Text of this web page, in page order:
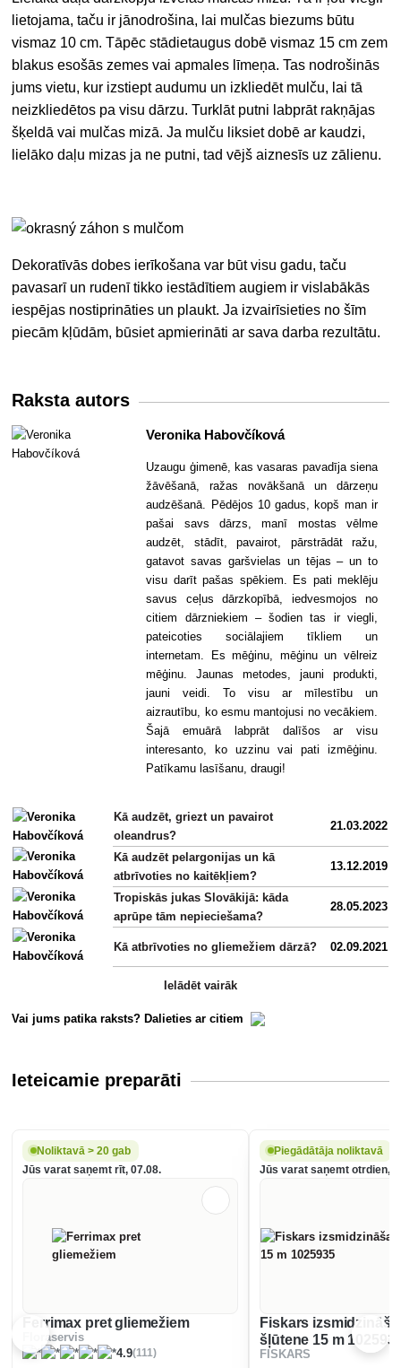
lietojama, taču ir jānodrošina, lai mulčas biezums būtu
vismaz 10 cm. Tāpēcstādietaugus dobēvismaz 15 cm zem
blakus esošās zemes vai apmales līmeņa. Tas nodrošinās
jums vietu, kur izstiept audumu un izkliedēt mulču, lai tā
neizkliedētos pa visu dārzu. Turklāt putni labprāt rakņājas
šķeldā vai mulčas mizā. Ja mulču liksiet dobē ar kaudzi,
lielāko daļu mizas ja ne putni, tad vējš aiznesīs uz zālienu.
Dekoratīvās dobes ierīkošana var būt visu gadu, taču
pavasarī un rudenī tikko iestādītiem augiem ir vislabākās
iespējas nostiprināties un plaukt. Ja izvairīsieties no šīm
piecām kļūdām, būsiet apmierināti ar sava darba rezultātu.
Raksta autors
Veronika Habovčíková
Uzaugu ģimenē, kas vasaras pavadīja siena
žāvēšanā, ražas novākšanā un dārzeņu
audzēšanā. Pēdējos 10 gadus, kopš man ir
pašai savs dārzs, manī mostas vēlme
audzēt, stādīt, pavairot, pārstrādāt ražu,
gatavot savas garšvielas un tējas – un to
visu darīt pašas spēkiem. Es pati meklēju
savus ceļus dārzkopībā, iedvesmojos no
citiem dārzniekiem – šodien tas ir viegli,
pateicoties sociālajiem tīkliem un
internetam. Es mēģinu, mēģinu un vēlreiz
mēģinu. Jaunas metodes, jauni produkti,
jauni veidi. To visu ar mīlestību un
aizrautību, ko esmu mantojusi no vecākiem.
Šajā emuārā labprāt dalīšos ar visu
interesanto, ko uzzinu vai pati izmēģinu.
Patīkamu lasīšanu, draugi!
Kā audzēt, griezt un pavairot
oleandrus?
21.03.2022
Kā audzēt pelargonijas un kā
atbrīvoties no kaitēkļiem?
13.12.2019
Tropiskās jukas Slovākijā: kāda
aprūpe tām nepieciešama?
28.05.2023
Kā atbrīvoties no gliemežiem dārzā? 02.09.2021
Ielādēt vairāk
Vai jums patika raksts? Dalieties ar citiem
Ieteicamie preparāti
Noliktavā > 20 gab
Jūs varat saņemt rīt, 07.08.
Ferrimax pret gliemežiem
Floraservis
4.9(111)
Piegādātāja noliktavā
Jūs varat saņemt otrdien,
Fiskars
šļūtene 15 m
FISKARS